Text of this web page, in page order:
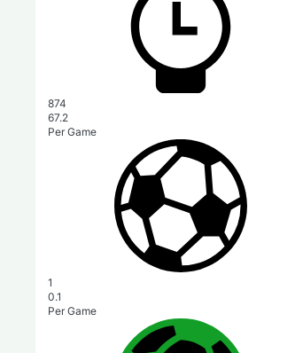
874
67.2
Per Game
1
0.1
Per Game